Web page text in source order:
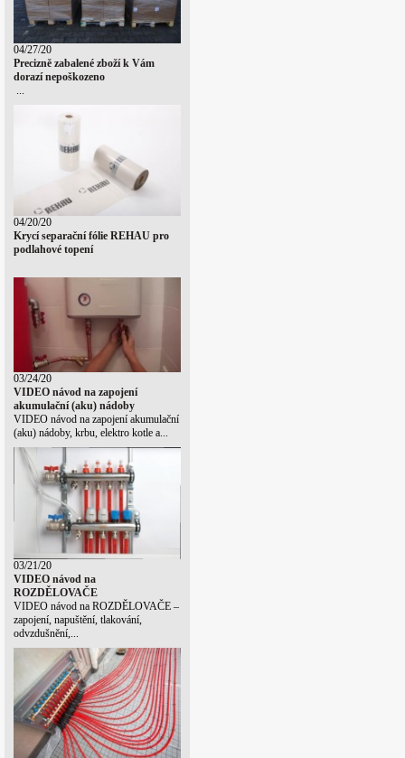
04/27/20
Precizně zabalené zboží k Vám
dorazí nepoškozeno
...
04/20/20
Krycí separační fólie REHAU pro
podlahové topení
03/24/20
VIDEO návod na zapojení
akumulační (aku) nádoby
VIDEO návod na zapojení akumulační
(aku) nádoby, krbu, elektro kotle a...
03/21/20
VIDEO návod na
ROZDĚLOVAČE
VIDEO návod na ROZDĚLOVAČE –
zapojení, napuštění, tlakování,
odvzdušnění,...